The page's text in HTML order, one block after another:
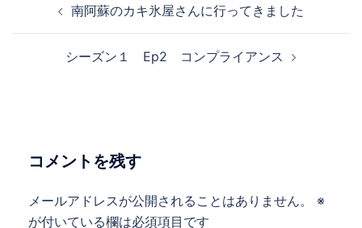
ョ
南阿蘇のカキ氷屋さんに行ってきました
シーズン１ Ep2 コンプライアンス
コメントを残す
メールアドレスが公開されることはありません。
※
が付いている欄は必須項目です